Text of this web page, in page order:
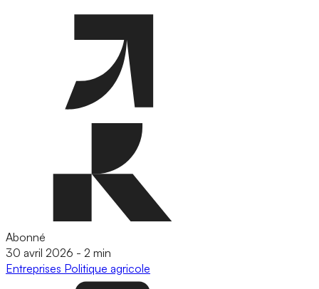
Abonné
30 avril 2026 - 2 min
Entreprises Politique agricole